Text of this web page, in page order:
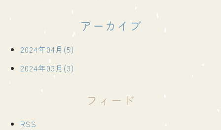
アーカイブ
2024年04月(5)
2024年03月(3)
フィード
RSS